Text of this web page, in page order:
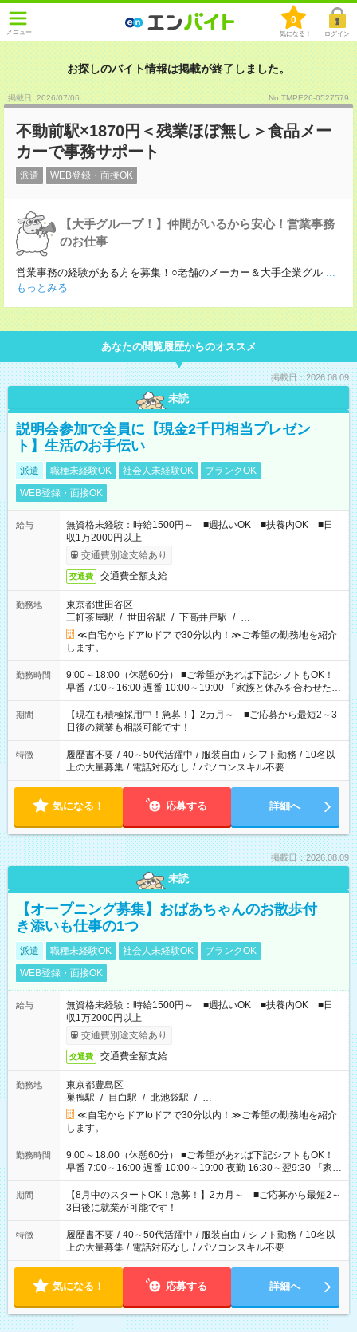
メニュー
0
気になる！ ログイン
お探しのバイト情報は掲載が終了しました。
掲載日 :2026/07/06 No.TMPE26-0527579
不動前駅×1870円＜残業ほぼ無し＞食品メー
カーで事務サポート
派遣 WEB登録・面接OK
【大手グループ！】仲間がいるから安心！営業事務
のお仕事
営業事務の経験がある方を募集！○老舗のメーカー＆大手企業グル ...
もっとみる
あなたの閲覧履歴からのオススメ
掲載日：2026.08.09
未読
説明会参加で全員に【現金2千円相当プレゼン
ト】生活のお手伝い
派遣 職種未経験OK 社会人未経験OK
ブランクOK
WEB登録・面接OK
給与
無資格未経験：時給1500円～ ■週払いOK ■扶養内OK ■日
収1万2000円以上
交通費別途支給あり
交通費 交通費全額支給
勤務地
東京都世田谷区
三軒茶屋駅 / 世田谷駅 / 下高井戸駅 / …
≪自宅からドアtoドアで30分以内！≫ご希望の勤務地を紹介
します。
勤務時間
9:00～18:00（休憩60分） ■ご希望があれば下記シフトもOK！
早番 7:00～16:00 遅番 10:00～19:00 「家族と休みを合わせた
い」 「余裕を持って夕飯の準備がしたい」 「できれば残業はし
たくない」 など、ご希望を教えてくださいね。 ※Wワーク希望
の方へ 今ご覧のお仕事で希望する勤務時間と、もう1つのお仕事
の勤務時間。 合計で週40時間を超える場合は応募できません。
期間
【現在も積極採用中！急募！】2カ月～ ■ご応募から最短2～3
日後の就業も相談可能です！
特徴 履歴書不要 / 40～50代活躍中 / 服装自由 / シフト勤務 / 10名以
上の大量募集 / 電話対応なし / パソコンスキル不要
気になる！ 応募する 詳細へ
掲載日：2026.08.09
未読
【オープニング募集】おばあちゃんのお散歩付
き添いも仕事の1つ
派遣 職種未経験OK 社会人未経験OK
ブランクOK
WEB登録・面接OK
給与
無資格未経験：時給1500円～ ■週払いOK ■扶養内OK ■日
収1万2000円以上
交通費別途支給あり
交通費 交通費全額支給
勤務地
東京都豊島区
巣鴨駅 / 目白駅 / 北池袋駅 / …
≪自宅からドアtoドアで30分以内！≫ご希望の勤務地を紹介
します。
勤務時間
9:00～18:00（休憩60分） ■ご希望があれば下記シフトもOK！
早番 7:00～16:00 遅番 10:00～19:00 夜勤 16:30～翌9:30 「家族
と休みを合わせたい」 「余裕を持って夕飯の準備がしたい」
「できれば残業はしたくない」 など、ご希望を教えてください
ね。 ※Wワーク希望の方へ 今ご覧のお仕事で希望する勤務時間
と、もう1つのお仕事の勤務時間。 合計で週40時間を超える場
合は応募できません。
期間
【8月中のスタートOK！急募！】2カ月～ ■ご応募から最短2～
3日後に就業が可能です！
特徴 履歴書不要 / 40～50代活躍中 / 服装自由 / シフト勤務 / 10名以
上の大量募集 / 電話対応なし / パソコンスキル不要
気になる！ 応募する 詳細へ